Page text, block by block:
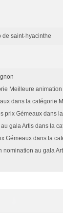
de saint-hyacinthe
Meilleure
dans la catégorie
prix Gémeaux dans
gala Artis dans la
Gémeaux dans la
au gala